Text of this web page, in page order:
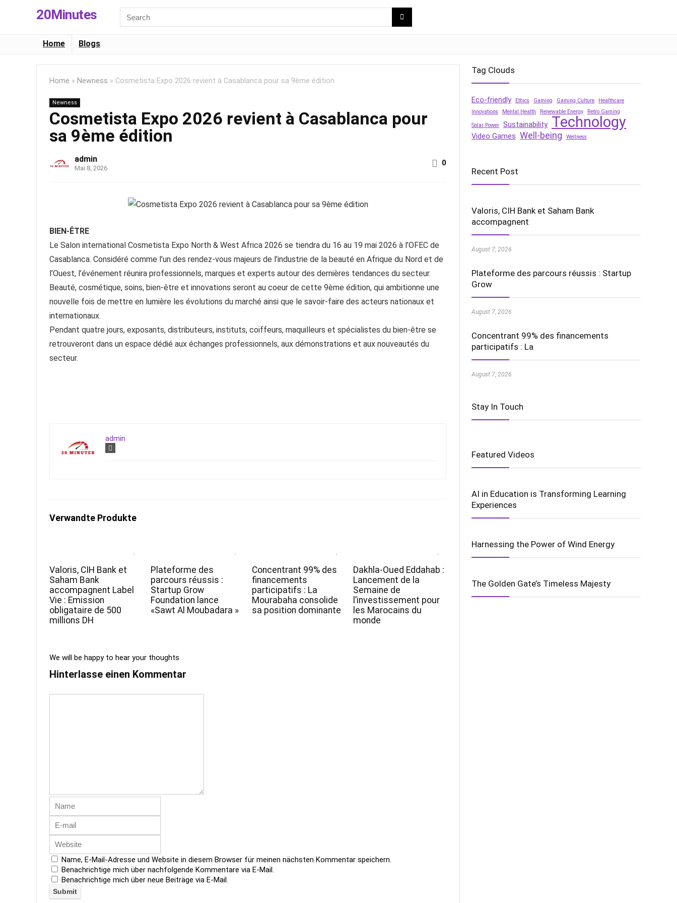
20Minutes
for:
Home Blogs
Home » Newness » Cosmetista Expo 2026 revient à Casablanca pour sa 9ème édition
Newness
Cosmetista Expo 2026 revient à Casablanca pour
sa 9ème édition
admin
Mai 8, 2026
0
BIEN-ÊTRE
Le Salon international Cosmetista Expo North & West Africa 2026 se tiendra du 16 au 19 mai 2026 à l’OFEC de
Casablanca. Considéré comme l’un des rendez-vous majeurs de l’industrie de la beauté en Afrique du Nord et de
l’Ouest, l’événement réunira professionnels, marques et experts autour des dernières tendances du secteur.
Beauté, cosmétique, soins, bien-être et innovations seront au coeur de cette 9ème édition, qui ambitionne une
nouvelle fois de mettre en lumière les évolutions du marché ainsi que le savoir-faire des acteurs nationaux et
internationaux.
Pendant quatre jours, exposants, distributeurs, instituts, coiffeurs, maquilleurs et spécialistes du bien-être se
retrouveront dans un espace dédié aux échanges professionnels, aux démonstrations et aux nouveautés du
secteur.
admin
Verwandte Produkte
Valoris, CIH Bank et
Saham Bank
accompagnent Label
Vie : Emission
obligataire de 500
millions DH
Plateforme des
parcours réussis :
Startup Grow
Foundation lance
«Sawt Al Moubadara »
Concentrant 99% des
financements
participatifs : La
Mourabaha consolide
sa position dominante
Dakhla-Oued Eddahab :
Lancement de la
Semaine de
l’investissement pour
les Marocains du
monde
We will be happy to hear your thoughts
Hinterlasse einen Kommentar
Name, E-Mail-Adresse und Website in diesem Browser für meinen nächsten Kommentar speichern.
Benachrichtige mich über nachfolgende Kommentare via E-Mail.
Benachrichtige mich über neue Beiträge via E-Mail.
Tag Clouds
Eco-friendly Ethics Gaming Gaming Culture
Healthcare
Innovations
Mental Health Renewable Energy Retro Gaming
Solar Power Sustainability Technology
Video Games Well-being Wellness
Recent Post
Valoris, CIH Bank et Saham Bank
accompagnent
August 7, 2026
Plateforme des parcours réussis : Startup
Grow
August 7, 2026
Concentrant 99% des financements
participatifs : La
August 7, 2026
Stay In Touch
Featured Videos
AI in Education is Transforming Learning
Experiences
Harnessing the Power of Wind Energy
The Golden Gate’s Timeless Majesty